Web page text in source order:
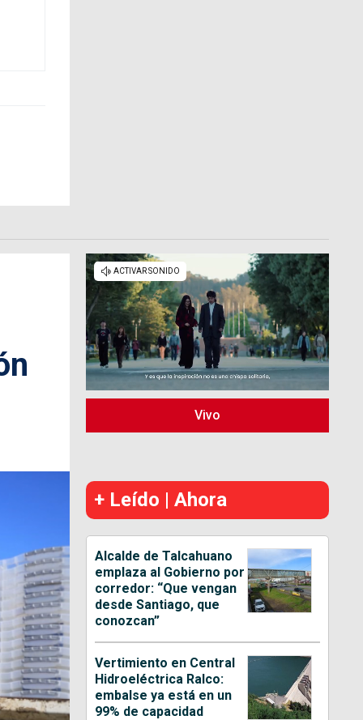
Vivo
+ Leído | Ahora
Alcalde de Talcahuano
emplaza al Gobierno por
corredor: “Que vengan
desde Santiago, que
conozcan”
Vertimiento en Central
Hidroeléctrica Ralco:
embalse ya está en un
99% de capacidad